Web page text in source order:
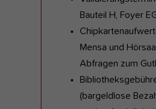
Bauteil H, Foyer
Mensa und
Abfragen zum
(bargeldlose